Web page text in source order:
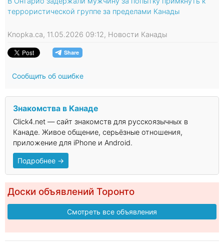
террористической группе за пределами Канады
Knopka.ca, 11.05.2026 09:12, Новости Канады
Сообщить об ошибке
Знакомства в Канаде
Click4.net — сайт знакомств для русскоязычных в
Канаде. Живое общение, серьёзные отношения,
приложение для iPhone и Android.
Подробнее →
Доски объявлений Торонто
Смотреть все объявления